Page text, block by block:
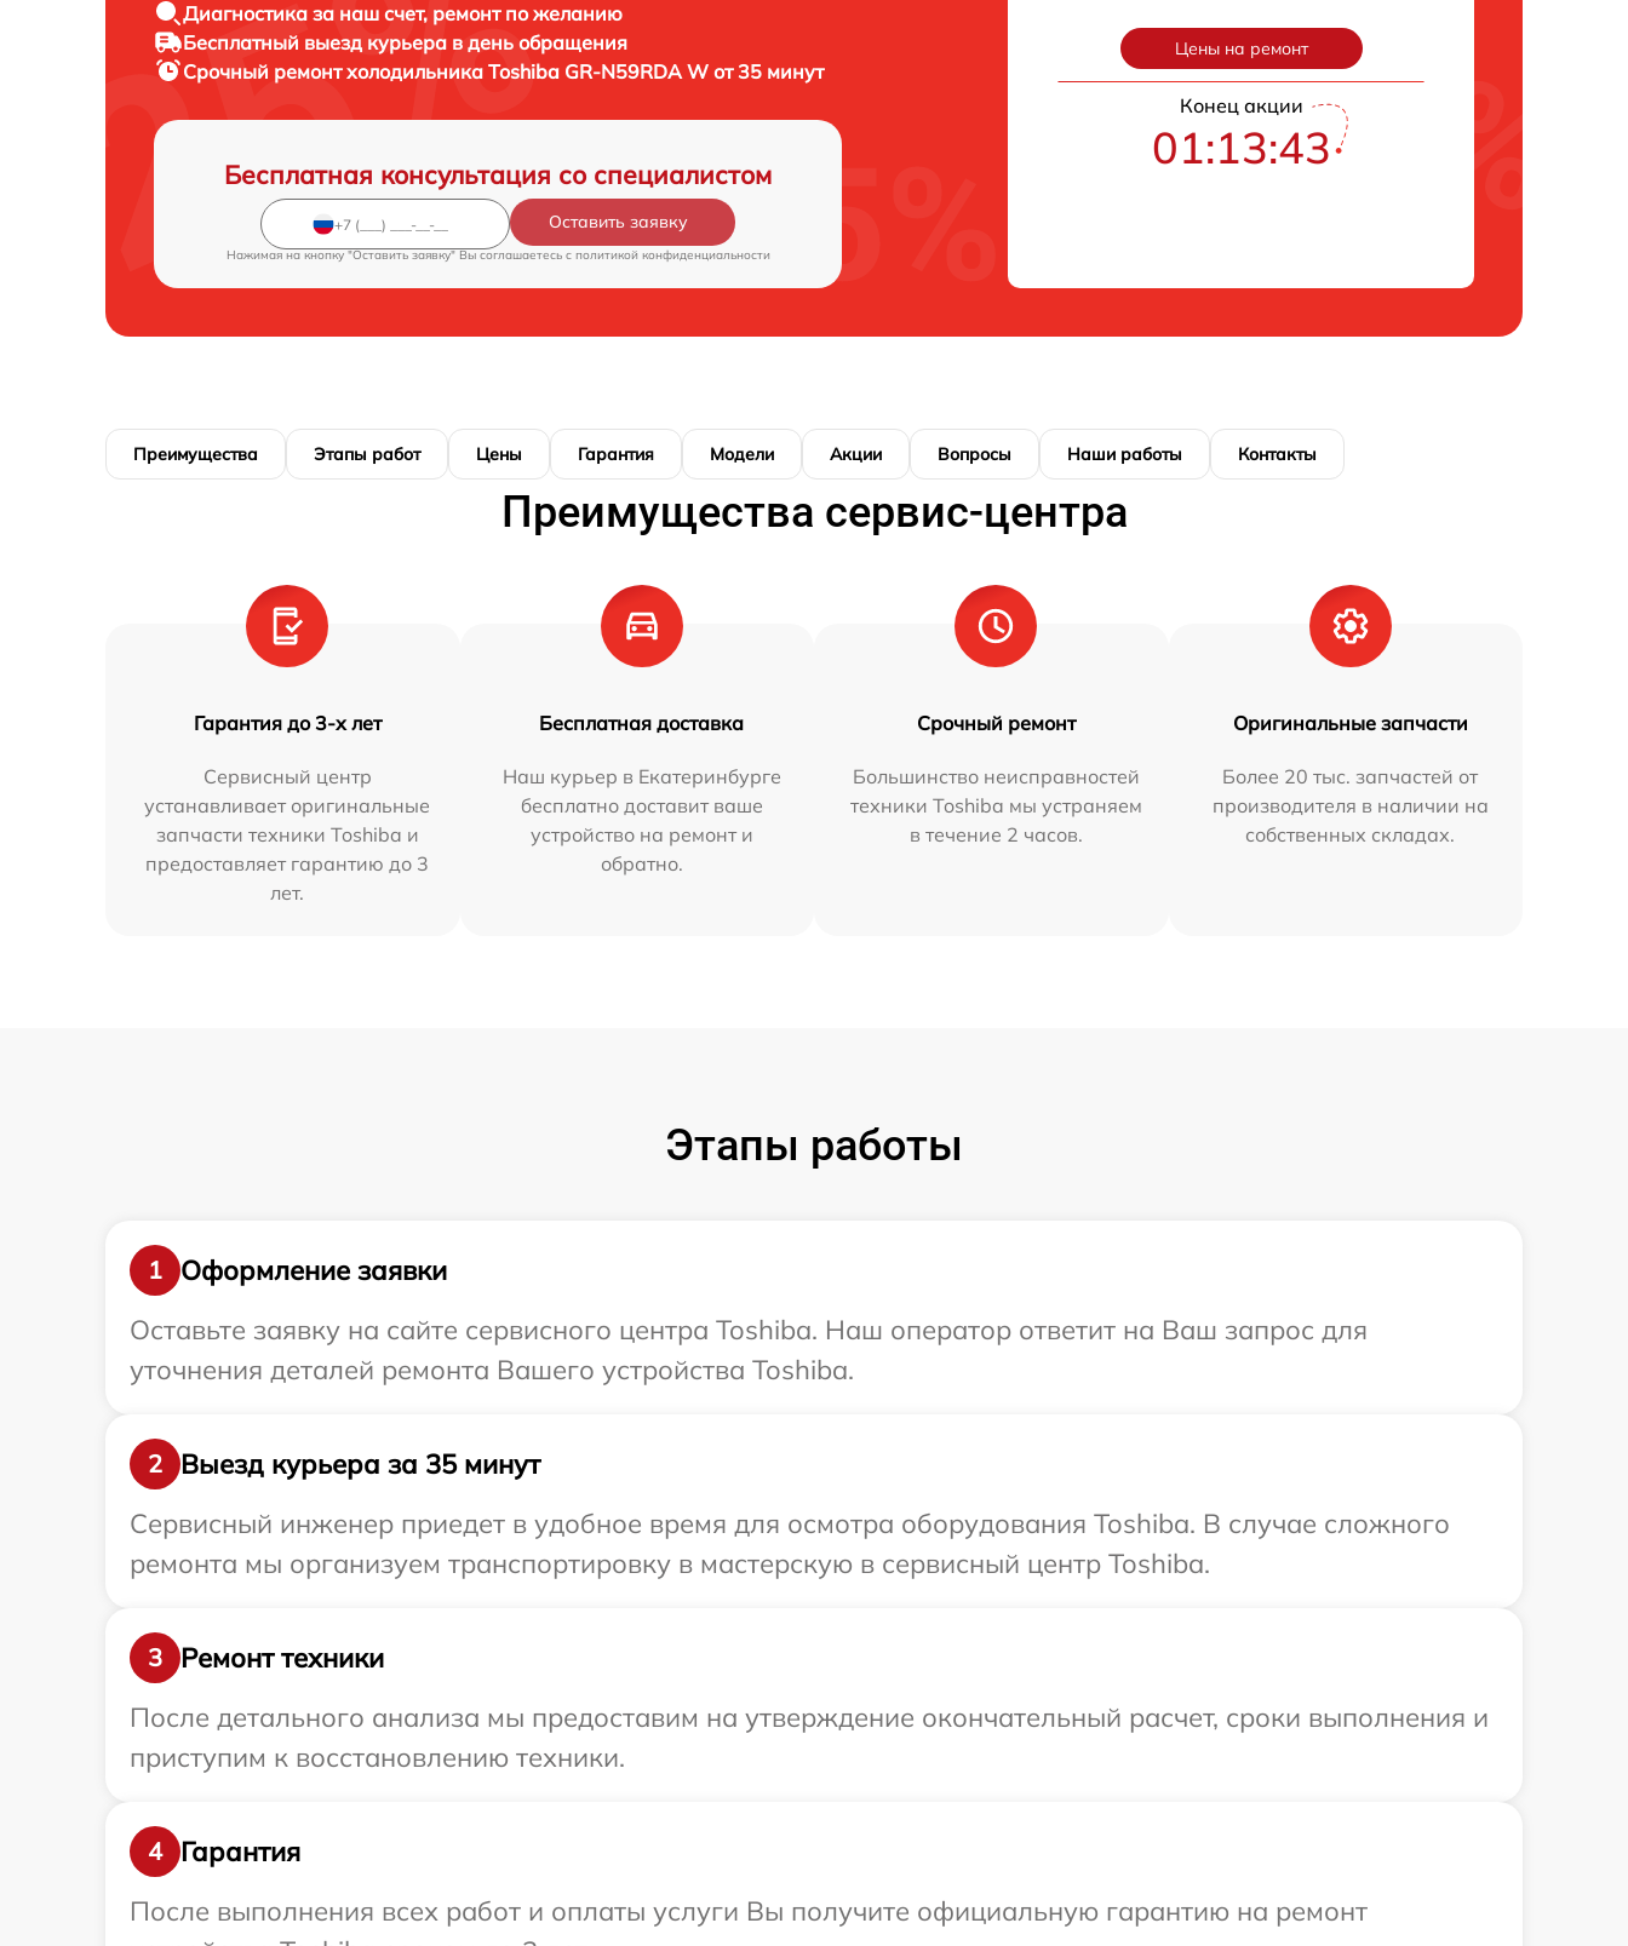
Диагностика за наш счет, ремонт по желанию
Бесплатный выезд курьера в день обращения
Срочный ремонтхолодильника Toshiba GR-N59RDA W от 35 минут
Бесплатная консультация со специалистом
Оставить заявку
Нажимая на кнопку "Оставить заявку" Вы соглашаетесь c политикой конфиденциальности
Цены на ремонт
Конец акции
01:13:42
Преимущества Этапы работ Цены Гарантия Модели Акции Вопросы Наши работы Контакты
Преимущества сервис-центра
Гарантия до 3-х лет
Сервисный центр
устанавливает оригинальные
запчасти техники Toshiba и
предоставляет гарантию до 3
лет.
Бесплатная доставка
Наш курьер в Екатеринбурге
бесплатно доставит ваше
устройство на ремонт и
обратно.
Срочный ремонт
Большинство неисправностей
техники Toshiba мы устраняем
в течение 2 часов.
Оригинальные запчасти
Более 20 тыс. запчастей от
производителя в наличии на
собственных складах.
Этапы работы
1
Оформление заявки
Оставьте заявку на сайте сервисного центра Toshiba. Наш оператор ответит на Ваш запрос для
уточнения деталей ремонта Вашего устройства Toshiba.
2
Выезд курьера за 35 минут
Сервисный инженер приедет в удобное время для осмотра оборудования Toshiba. В случае сложного
ремонта мы организуем транспортировку в мастерскую в сервисный центр Toshiba.
3
Ремонт техники
После детального анализа мы предоставим на утверждение окончательный расчет, сроки выполнения и
приступим к восстановлению техники.
4
Гарантия
После выполнения всех работ и оплаты услуги Вы получите официальную гарантию на ремонт